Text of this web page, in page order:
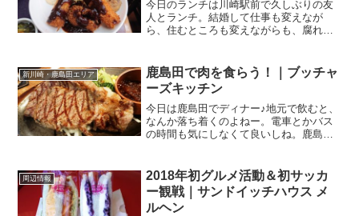
今日のランチは川崎駅前で久しぶりの友
人とランチ。結婚して仕事も変えなが
ら、住むところも変えながらも、腐れ
いうときは駅ビル。JR川崎駅直結、アト
レ川崎のレストランフロア、7...
新川崎・鹿島田エリア
鹿島田で肉を食らう！｜ブッチャ
ーズキッチン
今日は鹿島田でディナー♪地元で飲むと、
なんか落ち着くのよねー。電車とかバス
の時間も気にしなくて良いしね。鹿島田
まだ駅前通商店街を下平間の方へ歩いて3
分くらい。新川崎駅...
周辺情報
2018年初グルメ活動＆初サッカ
ー観戦｜サンドイッチハウス メ
ルヘン